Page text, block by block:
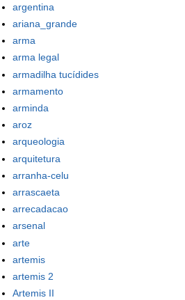
argentina
ariana_grande
arma
arma legal
armadilha tucídides
armamento
arminda
aroz
arqueologia
arquitetura
arranha-celu
arrascaeta
arrecadacao
arsenal
arte
artemis
artemis 2
Artemis II